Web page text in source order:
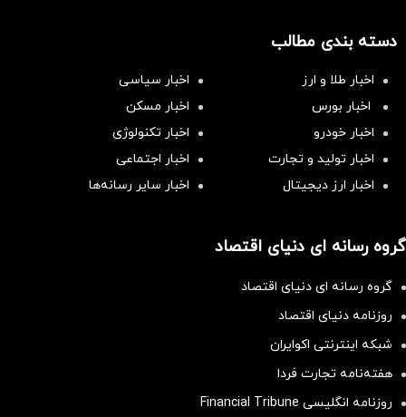
دسته بندی مطالب
اخبار طلا و ارز
اخبار سیاسی
اخبار بورس
اخبار مسکن
اخبار خودرو
اخبار تکنولوژی
اخبار تولید و تجارت
اخبار اجتماعی
اخبار ارز دیجیتال
اخبار سایر رسانه‌‌ها
گروه رسانه ای دنیای اقتصاد
گروه رسانه ای دنیای اقتصاد
روزنامه دنیای اقتصاد
شبکه اینترنتی اکوایران
هفته‌نامه تجارت فردا
روزنامه انگلیسی Financial Tribune